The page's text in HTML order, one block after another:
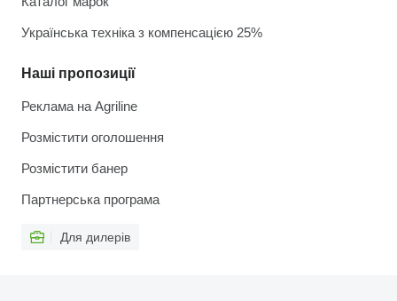
Українська техніка з компенсацією 25%
Наші пропозиції
Реклама на Agriline
Розмістити оголошення
Розмістити банер
Партнерська програма
Для дилерів